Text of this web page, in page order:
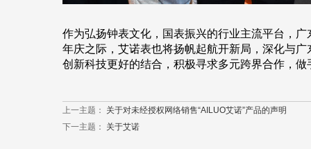
作为弘扬钟表文化，国表振兴的行业主流平台，
年庆之际，艾诺表也将扬帆起航开新局，深化与
创新科技更好的结合，积极寻求多元跨界合作，
上一主题： 关于对未经授权网络销售“AILUO艾诺”产品的声明
下一主题： 关于艾诺